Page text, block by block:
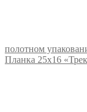
полотном
Планка 25х16